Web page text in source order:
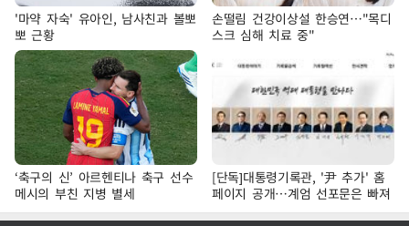
'마약 자숙' 유아인, 남사친과 볼뽀
뽀 근황
손떨림 건강이상설 한승연…"목디
스크 심해 치료 중"
‘축구의 신’ 아르헨티나 축구 선수
메시의 부친 지병 별세
[단독]대통령기록관, '尹 추가' 홈
페이지 공개…계엄 선포문은 빠져